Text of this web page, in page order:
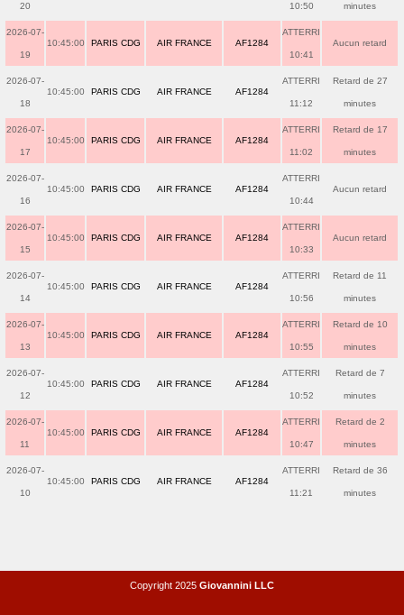
20 10:50 minutes
2026-07-
19
10:45:00 PARIS CDG AIR FRANCE AF1284
ATTERRI
10:41
Aucun retard
2026-07-
18
10:45:00 PARIS CDG AIR FRANCE AF1284
ATTERRI
11:12
Retard de 27
minutes
2026-07-
17
10:45:00 PARIS CDG AIR FRANCE AF1284
ATTERRI
11:02
Retard de 17
minutes
2026-07-
16
10:45:00 PARIS CDG AIR FRANCE AF1284
ATTERRI
10:44
Aucun retard
2026-07-
15
10:45:00 PARIS CDG AIR FRANCE AF1284
ATTERRI
10:33
Aucun retard
2026-07-
14
10:45:00 PARIS CDG AIR FRANCE AF1284
ATTERRI
10:56
Retard de 11
minutes
2026-07-
13
10:45:00 PARIS CDG AIR FRANCE AF1284
ATTERRI
10:55
Retard de 10
minutes
2026-07-
12
10:45:00 PARIS CDG AIR FRANCE AF1284
ATTERRI
10:52
Retard de 7
minutes
2026-07-
11
10:45:00 PARIS CDG AIR FRANCE AF1284
ATTERRI
10:47
Retard de 2
minutes
2026-07-
10
10:45:00 PARIS CDG AIR FRANCE AF1284
ATTERRI
11:21
Retard de 36
minutes
Copyright 2025 Giovannini LLC